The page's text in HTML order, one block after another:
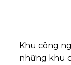
Khu công
những khu